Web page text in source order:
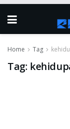
Home Tag
Tag: